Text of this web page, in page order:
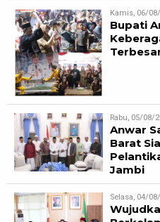
Kamis, 06/
Bupati
Rabu, 05/08/
Anwar
Barat
Jambi
Selasa, 04/